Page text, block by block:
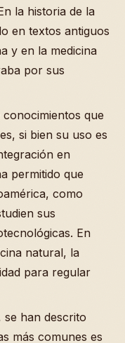
la historia de la
en textos antiguos
y en la medicina
por sus
que
si bien su uso es
en
permitido que
como
sus
En
natural, la
para regular
se han descrito
más comunes es